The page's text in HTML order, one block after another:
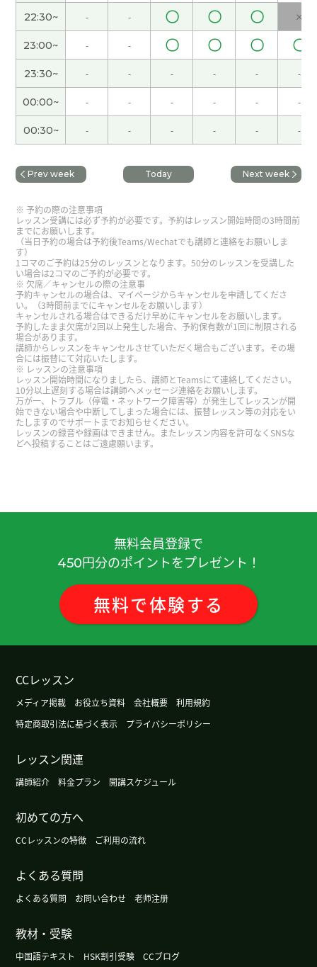
海南天气很好，人也不多，海滩很漂亮，玩得很开
心。( 女性 )
我分不清什么样的词是很复杂的。( 女性 )
下次见!
淡。( 女性 )
( 女性 )
休假的时候觉得时间过得很快。( 女性 )
好久不见了，下次也期待和你一起上课！( 40代 女
性 )
ありがとうございます 語彙力つけまっす( 50代 男
性 )
好久不见、今天聊得很开心、谢谢老师。期待下次
( 40代 男性 )
いつも楽しく会話しています。こちらの話を色々覚
えてくれてありがとうございます！( 40代 男性 )
老师也辛苦了！( 女性 )
冷。( 女性 )
今天广州的天气有点儿冷。( 女性 )
这周有点凉快，不过周末气温会再升高。
我又盲棋来了。( 女性 )
广州的天气渐渐有秋天的感觉了。
这部小说比较简单,但是有意思。
22:30~ - - 〇 〇 〇 ×
23:00~ - - 〇 〇 〇 〇
23:30~ - - - - - -
00:00~ - - - - - -
00:30~ - - - - - -
Prev week Today Next week
予約の際の注意事項
レッスン受講には必ず予約が必要です。予約はレッスン開始時間の3時間前
までにお願いします。
（当日予約の場合は予約後Teams/Wechatでも講師と連絡をお願いしま
す）
1コマのご予約は25分のレッスンとなります。50分のレッスンを受講した
い場合は2コマのご予約が必要です。
欠席／キャンセルの際の注意事
予約キャンセルの場合は、マイページからキャンセルを申請してくださ
い。（3時間前までにキャンセルをお願いします）
キャンセルされる場合はできるだけ早めにキャンセルをお願いします。
予約したまま欠席が2回以上発生した場合、予約保有数が1回に制限される
場合があります。
講師からレッスンをキャンセルさせていただく場合もございます。その場
合には振替にて対応いたします。
レッスンの注意事項
レッスン開始時間になりましたら、講師とTeamsにて連絡してください。
10分以上遅刻する場合は講師へメッセージ連絡をお願いします。
万が一、トラブル（停電・ネットワーク障害等）が発生してレッスンが開
始できない場合や中断してしまった場合には、振替レッスン等の対応をい
たしますのでサポートまでお知らせください。
レッスンの録音や録画はできません。またレッスン内容を許可なくSNSな
どへ投稿することはご遠慮願います。
無料会員登録で
450円分のポイントをプレゼント！
無料で体験する
CCレッスン
メディア掲載 お役立ち資料 会社概要
利用規約
特定商取引法に基づく表示
プライバシーポリシー
レッスン関連
講師紹介 料金プラン 開講スケジュール
初めての方へ
CCレッスンの特徴 ご利用の流れ
よくある質問
よくある質問 お問い合わせ 老师注册
教材・受験
中国語テキスト HSK割引受験 CCブログ